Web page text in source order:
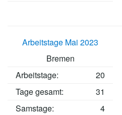
Arbeitstage Mai 2023
Bremen
Arbeitstage:
20
Tage gesamt:
31
Samstage:
4